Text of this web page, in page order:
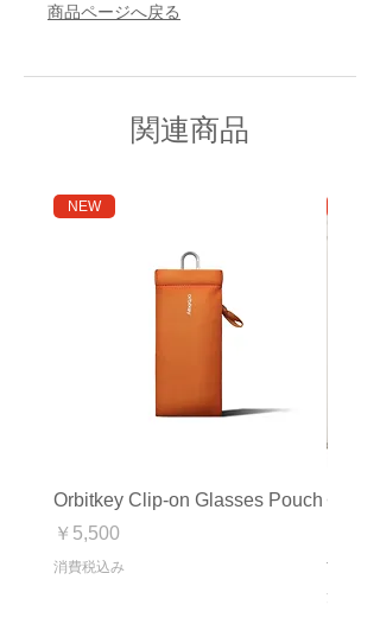
商品ページへ戻る
関連商品
NEW
Orbitkey Clip-on Glasses Pouch
価格
￥5,500
消費税込み
<アウ
通常価
￥
セー
消費税込